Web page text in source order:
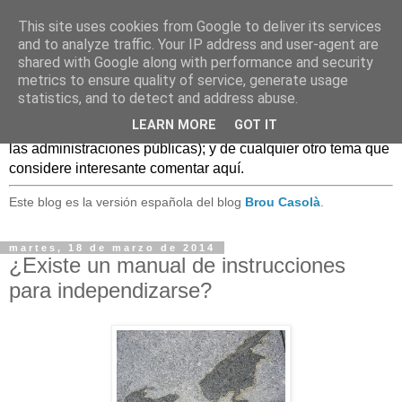
Caldo Casero
Blog sobre experiencias, comentarios, noticias, anécdotas,
... sobre lo que se conoce como
mundo de las TIC, (especialmente en el uso de estas TIC en
las administraciones públicas); y de cualquier otro tema que
considere interesante comentar aquí.
Este blog es la versión española del blog Brou Casolà.
martes, 18 de marzo de 2014
¿Existe un manual de instrucciones
para independizarse?
This site uses cookies from Google to deliver its services
and to analyze traffic. Your IP address and user-agent are
shared with Google along with performance and security
metrics to ensure quality of service, generate usage
statistics, and to detect and address abuse.
LEARN MORE GOT IT